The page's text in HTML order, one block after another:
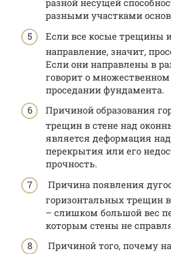
разной несущей
разными участками
Если все косые трещины
направление, значит,
Если они направлены в
говорит о
проседании фундамента.
Причиной образования
трещин в стене над
является деформация
перекрытия или его
прочность.
Причина появления
горизонтальных трещин
– слишком большой вес
которым стены не
Причиной того, почему